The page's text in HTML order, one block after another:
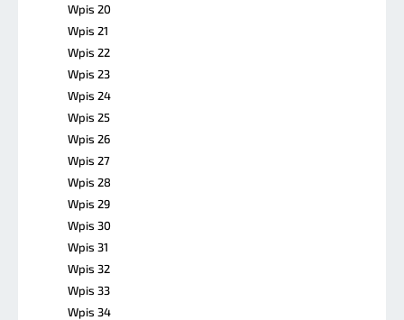
Wpis 20
Wpis 21
Wpis 22
Wpis 23
Wpis 24
Wpis 25
Wpis 26
Wpis 27
Wpis 28
Wpis 29
Wpis 30
Wpis 31
Wpis 32
Wpis 33
Wpis 34